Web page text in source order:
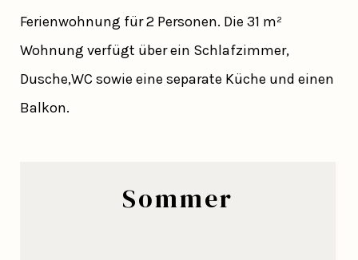
Ferienwohnung für 2 Personen. Die 31 m²
Wohnung verfügt über ein Schlafzimmer,
Dusche,WC sowie eine separate Küche und einen
Balkon.
Sommer